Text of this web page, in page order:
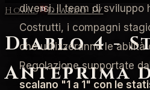
Home/ Diablo IV
Diablo 4 -
Anteprima
diversi. Il team di sviluppo
Costrutti, i compagni
che utilizzeranno le abilità
Regolazione supportate
scalano "1 a 1" con le